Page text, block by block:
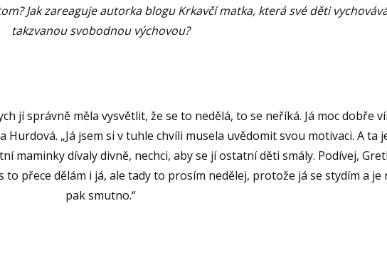
Jak zareaguje autorka blogu Krkavčí matka, která své děti
takzvanou svobodnou výchovou?
jí správně měla vysvětlit, že se to nedělá, to se neříká. Já moc dobře
Hurdová. „Já jsem si v tuhle chvíli musela uvědomit svou motivaci. A ta
maminky dívaly divně, nechci, aby se jí ostatní děti smály. Podívej,
přece dělám i já, ale tady to prosím nedělej, protože já se stydím a je
pak smutno.“